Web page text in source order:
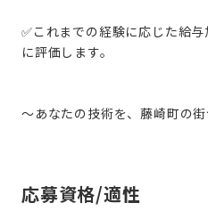
✅これまでの経験に応じた給
に評価します。
～あなたの技術を、藤崎町の
応募資格/適性